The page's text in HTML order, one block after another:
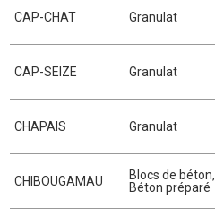
CAP-CHAT Granulat
CAP-SEIZE Granulat
CHAPAIS Granulat
CHIBOUGAMAU Blocs de béton,
Béton préparé